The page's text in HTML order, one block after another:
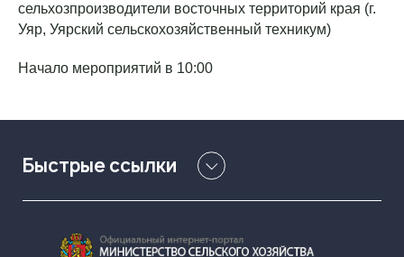
сельхозпроизводители восточных территорий края (г.
Уяр, Уярский сельскохозяйственный техникум)
Начало мероприятий в 10:00
Быстрые ссылки